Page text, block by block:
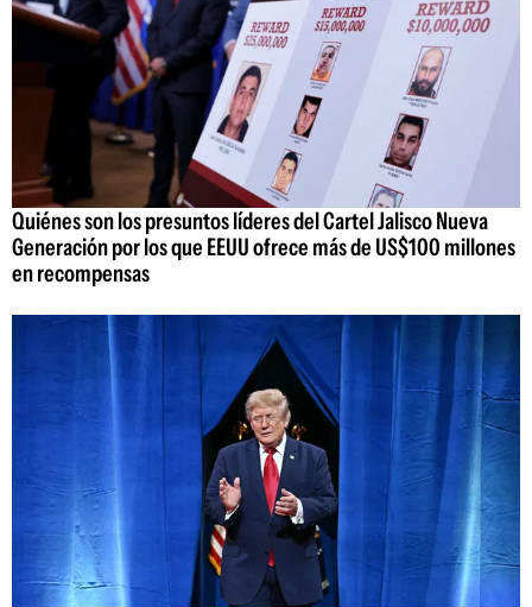
Quiénes son los presuntos líderes del Cartel Jalisco Nueva
Generación por los que EEUU ofrece más de US$100 millones
en recompensas